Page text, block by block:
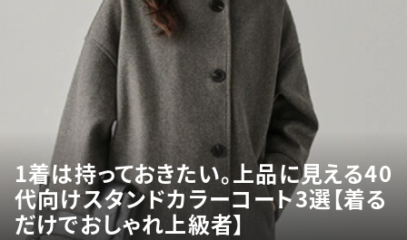
1着は持っておきたい。上品に見える40
代向けスタンドカラーコート3選【着る
だけでおしゃれ上級者】